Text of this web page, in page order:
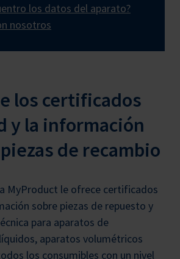
los datos del aparato?
nosotros
los certificados
y la información
de recambio
MyProduct le ofrece certificados
sobre piezas de repuesto y
para aparatos de
aparatos volumétricos
los consumibles con un nivel